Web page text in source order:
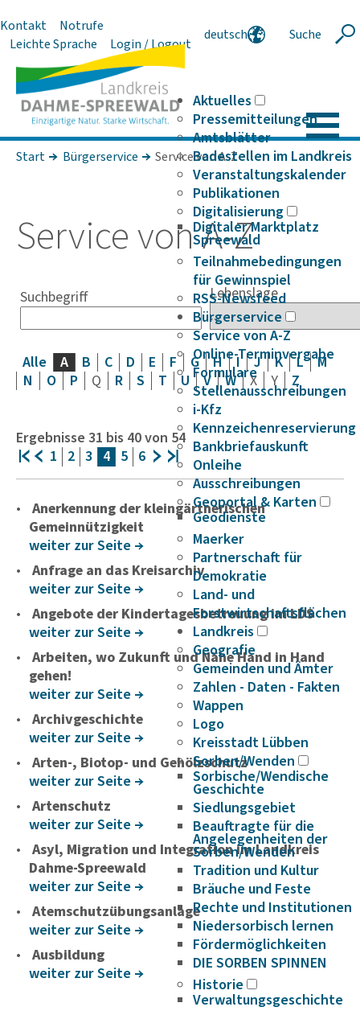
Kontakt
Notrufe
Leichte Sprache
Login / Logout
deutsch
Suche
Aktuelles
Pressemitteilungen
Amtsblätter
Badestellen im Landkreis
Veranstaltungskalender
Publikationen
Digitalisierung
Digitaler Marktplatz
Spreewald
Teilnahmebedingungen
für Gewinnspiel
RSS-Newsfeed
Bürgerservice
Service von A-Z
Online-Terminvergabe
Formulare
Stellenausschreibungen
i-Kfz
Kennzeichenreservierung
Bankbriefauskunft
Onleihe
Ausschreibungen
Geoportal & Karten
Geodienste
Maerker
Partnerschaft für
Demokratie
Land- und
Forstwirtschaftsflächen
Landkreis
Geografie
Gemeinden und Ämter
Zahlen - Daten - Fakten
Wappen
Logo
Kreisstadt Lübben
Sorben/Wenden
Sorbische/Wendische
Geschichte
Siedlungsgebiet
Beauftragte für die
Angelegenheiten der
Sorben/Wenden
Tradition und Kultur
Bräuche und Feste
Rechte und Institutionen
Niedersorbisch lernen
Fördermöglichkeiten
DIE SORBEN SPINNEN
Historie
Verwaltungsgeschichte
Start Bürgerservice Service von A-Z
Service von A-Z
Suchbegriff Lebenslage
Alle A B C D E F G H I J K L
M
N
O P Q R S T U V W X Y Z
Ergebnisse 31 bis 40von 54
1 2 3 4 5 6
Anerkennung der kleingärtnerischen
Gemeinnützigkeit
weiter zur Seite
Anfrage an das Kreisarchiv
weiter zur Seite
Angebote der Kindertagesbetreuung im LDS
weiter zur Seite
Arbeiten, wo Zukunft und Nähe Hand in Hand
gehen!
weiter zur Seite
Archivgeschichte
weiter zur Seite
Arten-, Biotop- und Gehölzschutz
weiter zur Seite
Artenschutz
weiter zur Seite
Asyl, Migration und Integration im Landkreis
Dahme-Spreewald
weiter zur Seite
Atemschutzübungsanlage
weiter zur Seite
Ausbildung
weiter zur Seite